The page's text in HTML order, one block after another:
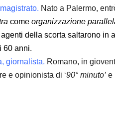
Nato a Palermo,
come organizzazione
della scorta saltarono in
60 anni.
giornalista. Romano, in
e opinionista di ‘90° minuto’ e